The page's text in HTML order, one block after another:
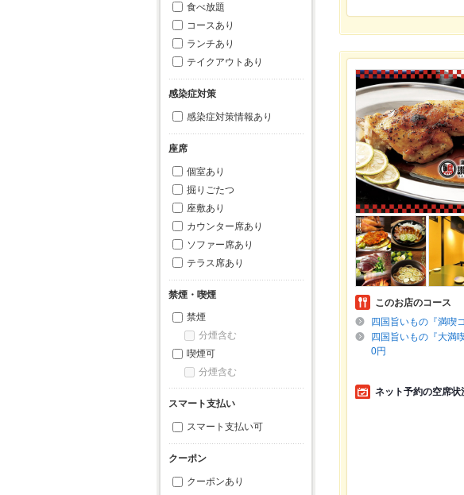
食べ放題
コースあり
ランチあり
テイクアウトあり
感染症対策
感染症対策情報あり
座席
個室あり
掘りごたつ
座敷あり
カウンター席あり
ソファー席あり
テラス席あり
禁煙・喫煙
禁煙
分煙含む
喫煙可
分煙含む
スマート支払い
スマート支払い可
クーポン
クーポンあり
このお店のコース
四国旨いもの『満喫
四国旨いもの『大満
0円
ネット予約の空席状